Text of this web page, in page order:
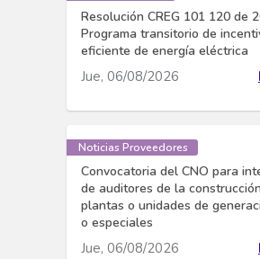
Resolución CREG 101 120 de
Programa transitorio de
eficiente de energía eléctrica
Jue, 06/08/2026
Noticias Proveedores
Convocatoria del CNO para
de auditores de la
plantas o unidades de
o especiales
Jue, 06/08/2026